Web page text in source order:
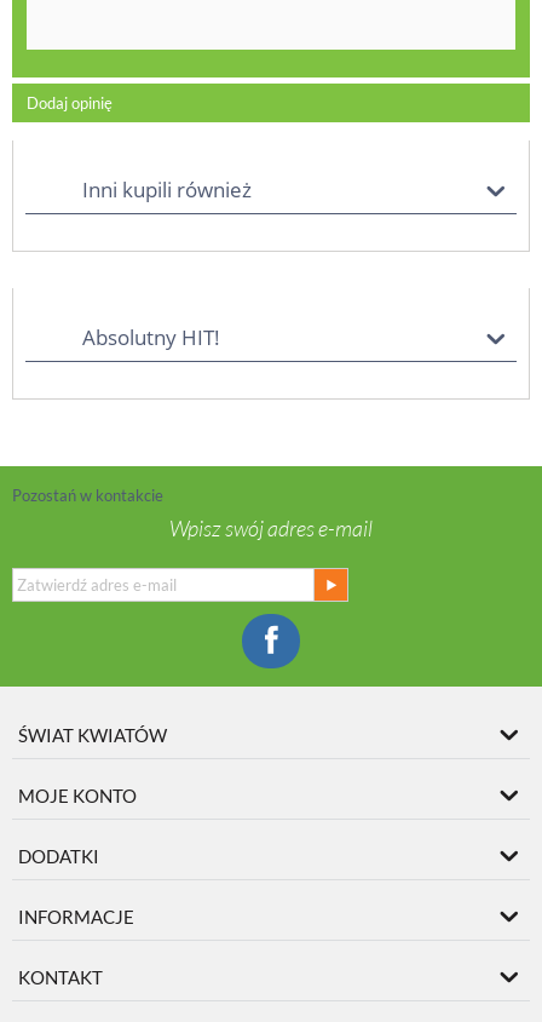
Dodaj opinię
Inni kupili również
Absolutny HIT!
Pozostań w kontakcie
Wpisz swój adres e-mail
ŚWIAT KWIATÓW
MOJE KONTO
DODATKI
INFORMACJE
KONTAKT